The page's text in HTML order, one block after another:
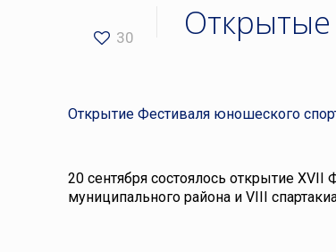
30
Открытие Фестиваля юношеского
20 сентября состоялось открытие
муниципального района и VIII